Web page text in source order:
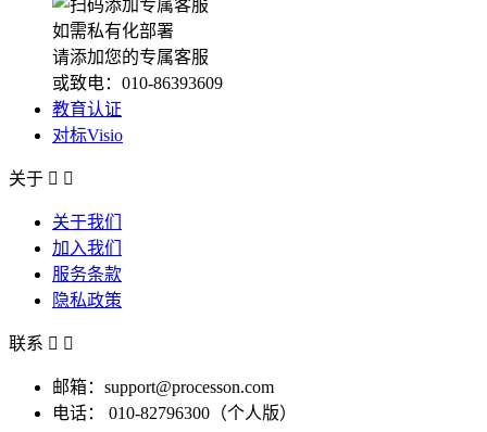
如需私有化部署
请添加您的专属客服
或致电：010-86393609
教育认证
对标Visio
关于  
关于我们
加入我们
服务条款
隐私政策
联系  
邮箱：support@processon.com
电话：
010-82796300（个人版）